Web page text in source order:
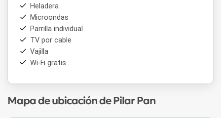
Heladera
Microondas
Parrilla individual
TV por cable
Vajilla
Wi-Fi gratis
Mapa de ubicación de Pilar Pan